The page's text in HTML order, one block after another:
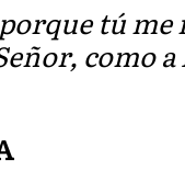
tú
como